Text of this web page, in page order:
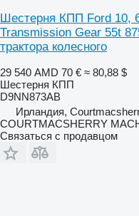
Шестерня КПП Ford 10,
Transmission Gear 55t
трактора колесного
29 540 AMD 70 € ≈ 80,88 $
Шестерня КПП
D9NN873AB
Ирландия,
COURTMACSHERRY
Связаться с продавцом